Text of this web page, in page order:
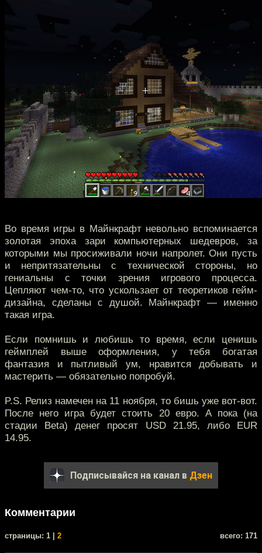
Во время игры в Майнкрафт невольно вспоминается
золотая эпоха зари компьютерных шедевров, за
которыми мы просиживали ночи напролет. Они пусть
и непритязательны с технической стороны, но
гениальны с точки зрения игрового процесса.
Цепляют чем-то, что ускользает от теоретиков гейм-
дизайна, сделаны с душой. Майнкрафт — именно
такая игра.
Если помнишь и любишь то время, если ценишь
геймплей выше оформления, у тебя богатая
фантазия и пытливый ум, нравится добывать и
мастерить — обязательно попробуй.
P.S. Релиз намечен на 11 ноября, то бишь уже вот-вот.
После него игра будет стоить 20 евро. А пока (на
стадии Beta) денег просят USD 21.95, либо EUR
14.95.
Подписывайся на канал в Дзен
Комментарии
cтраницы: 1 | 2 всего: 171